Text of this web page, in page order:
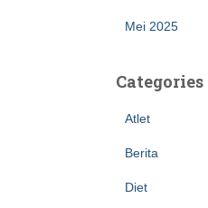
Mei 2025
Categories
Atlet
Berita
Diet